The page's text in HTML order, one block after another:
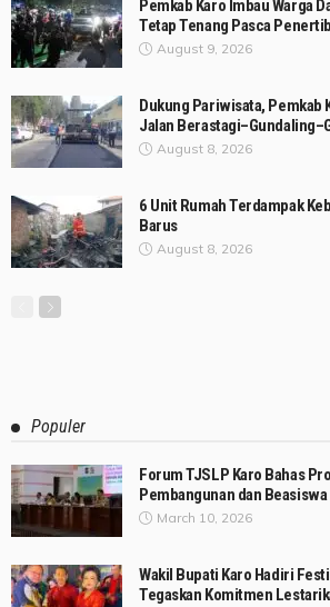
Pemkab Karo Imbau Warga
Tetap Tenang Pasca
August 9, 2026
Dukung Pariwisata, Pemkab
Jalan
August 8, 2026
6 Unit Rumah Terdampak
Barus
August 8, 2026
Populer
Forum TJSLP Karo Bahas
Pembangunan dan
March 10, 2026
Wakil Bupati Karo Hadiri
Tegaskan Komitmen